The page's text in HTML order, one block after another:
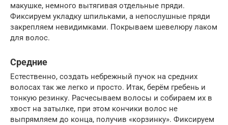
макушке, немного вытягивая отдельные пряди.
Фиксируем укладку шпильками, а непослушные пряди
закрепляем невидимками. Покрываем шевелюру лаком
для волос.
Средние
Естественно, создать небрежный пучок на средних
волосах так же легко и просто. Итак, берём гребень и
тонкую резинку. Расчесываем волосы и собираем их в
хвост на затылке, при этом кончики волос не
выпрямляем до конца, получив «корзинку». Фиксируем